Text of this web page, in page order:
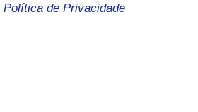
Política de Privacidade